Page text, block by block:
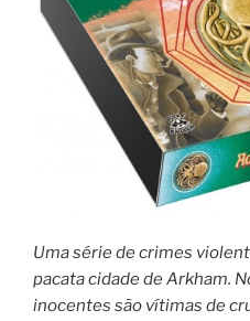
Uma série de crimes
pacata cidade de Arkham.
inocentes são vítimas de